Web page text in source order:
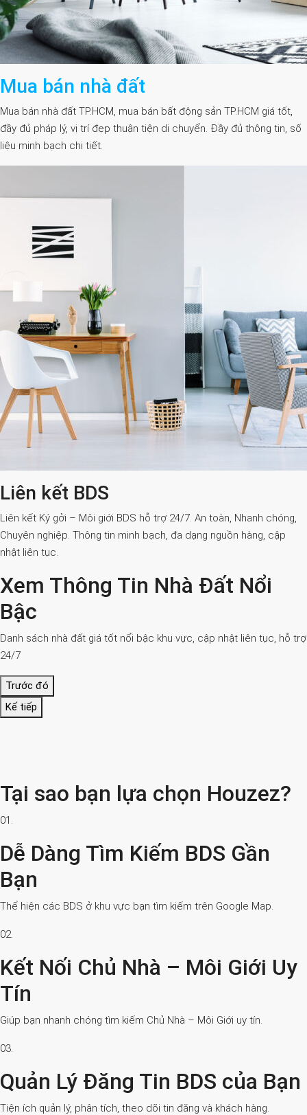
Mua bán nhà đất
Mua bán nhà đất TP.HCM, mua bán bất động sản TP.HCM giá tốt,
đầy đủ pháp lý, vị trí đẹp thuận tiện di chuyển. Đầy đủ thông tin, số
liệu minh bạch chi tiết.
Liên kết BDS
Liên kết Ký gởi – Môi giới BDS hỗ trợ 24/7. An toàn, Nhanh chóng,
Chuyên nghiệp. Thông tin minh bạch, đa dạng nguồn hàng, cập
nhật liên tục.
Xem Thông Tin Nhà Đất Nổi
Bậc
Danh sách nhà đất giá tốt nổi bậc khu vực, cập nhật liên tục, hỗ trợ
24/7
Trước đó
Kế tiếp
Tại sao bạn lựa chọn Houzez?
01.
Dễ Dàng Tìm Kiếm BDS Gần
Bạn
Thể hiện các BDS ở khu vực bạn tìm kiếm trên Google Map.
02.
Kết Nối Chủ Nhà – Môi Giới Uy
Tín
Giúp bạn nhanh chóng tìm kiếm Chủ Nhà – Môi Giới uy tín.
03.
Quản Lý Đăng Tin BDS của Bạn
Tiện ích quản lý, phân tích, theo dõi tin đăng và khách hàng.